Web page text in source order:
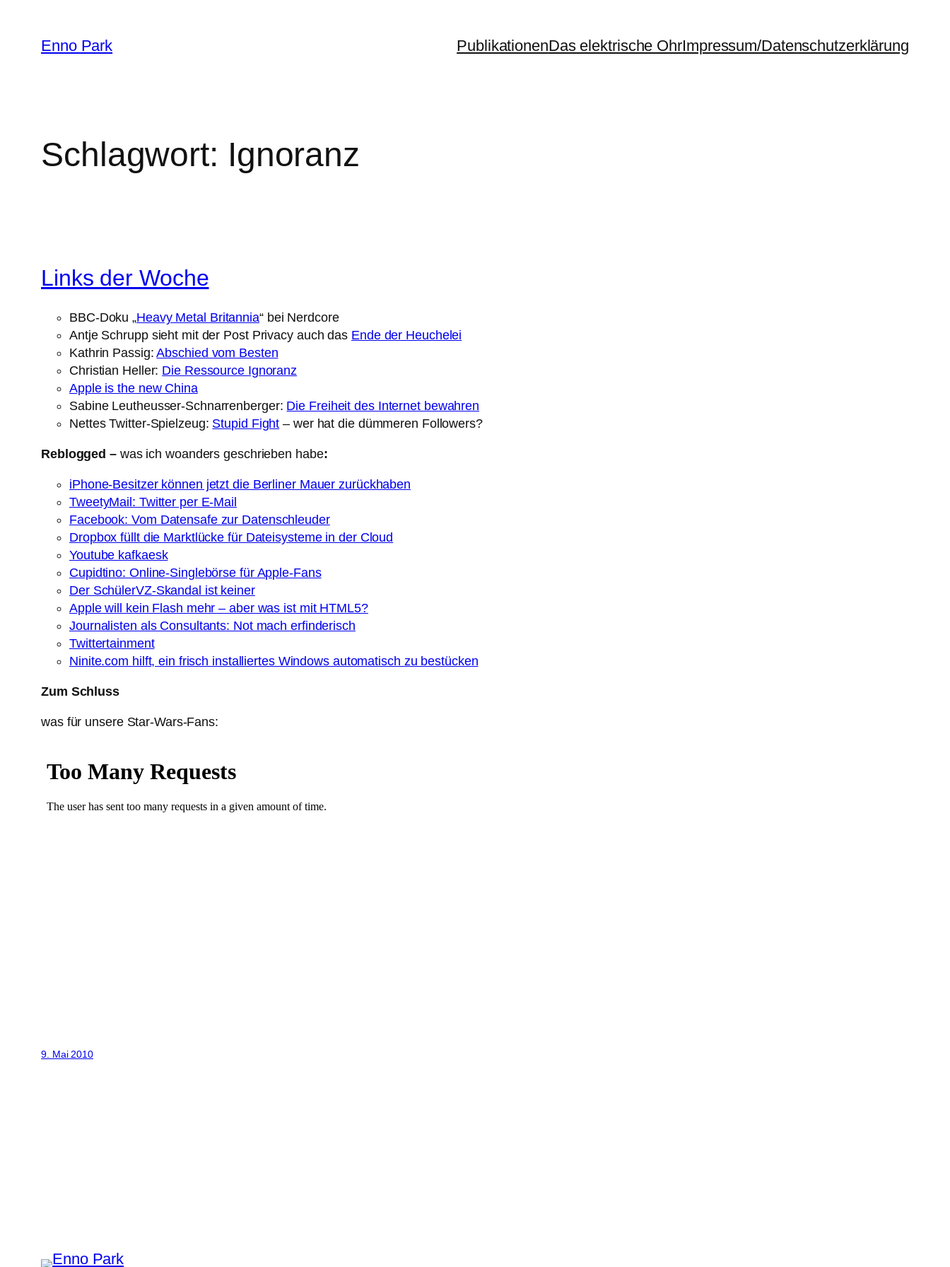
Inhalt
springen
Enno Park PublikationenDas elektrische OhrImpressum/Datenschutzerklärung
Schlagwort: Ignoranz
Links der Woche
BBC-Doku „Heavy Metal Britannia“ bei Nerdcore
Antje Schrupp sieht mit der Post Privacy auch das Ende der Heuchelei
Kathrin Passig:Abschied vom Besten
Christian Heller: Die Ressource Ignoranz
Apple is the new China
Sabine Leutheusser-Schnarrenberger: Die Freiheit des Internet bewahren
Nettes Twitter-Spielzeug: Stupid Fight – wer hat die dümmeren Followers?
Reblogged – was ich woanders geschrieben habe:
iPhone-Besitzer können jetzt die Berliner Mauer zurückhaben
TweetyMail: Twitter per E-Mail
Facebook: Vom Datensafe zur Datenschleuder
Dropbox füllt die Marktlücke für Dateisysteme in der Cloud
Youtube kafkaesk
Cupidtino: Online-Singlebörse für Apple-Fans
Der SchülerVZ-Skandal ist keiner
Apple will kein Flash mehr – aber was ist mit HTML5?
Journalisten als Consultants: Not mach erfinderisch
Twittertainment
Ninite.com hilft, ein frisch installiertes Windows automatisch zu bestücken
Zum Schluss
was für unsere Star-Wars-Fans:
9. Mai 2010